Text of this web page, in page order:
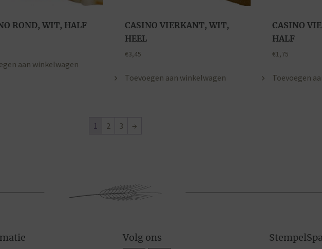
ROND, WIT, HALF
aan winkelwagen
CASINO VIERKANT, WIT,
HEEL
€3,45
Toevoegen aan winkelwagen
CASINO
HALF
€1,75
Toevoegen
1 2 3 →
Volg ons